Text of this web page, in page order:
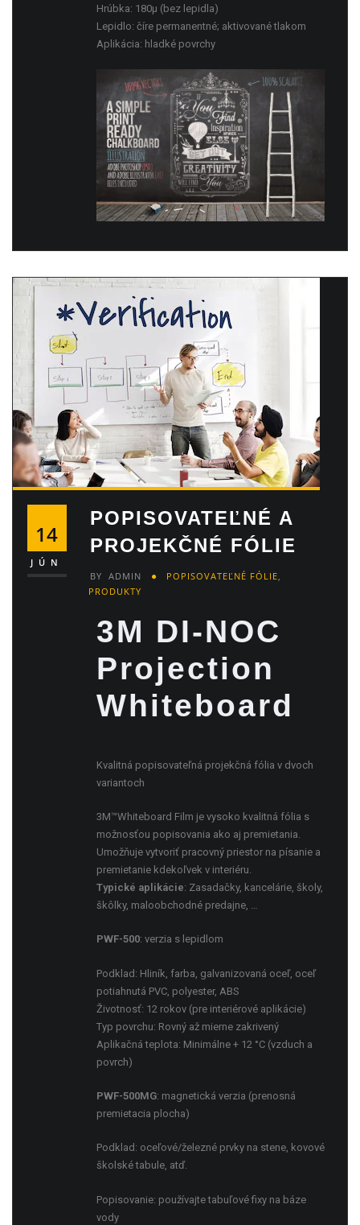
Hrúbka: 180μ (bez lepidla)
Lepidlo: číre permanentné; aktivované tlakom
Aplikácia: hladké povrchy
14
JÚN
POPISOVATEĽNÉ A
PROJEKČNÉ FÓLIE
BY ADMIN POPISOVATEĽNÉ FÓLIE
PRODUKTY
3M DI-NOC
Projection
Whiteboard
Kvalitná popisovateľná projekčná fólia v dvoch
variantoch
3M™Whiteboard Film je vysoko kvalitná fólia s
možnosťou popisovania ako aj premietania.
Umožňuje vytvoriť pracovný priestor na písanie a
premietanie kdekoľvek v interiéru.
Typické aplikácie: Zasadačky, kancelárie, školy,
škôlky, maloobchodné predajne, …
PWF-500: verzia s lepidlom
Podklad: Hliník, farba, galvanizovaná oceľ, oceľ
potiahnutá PVC, polyester, ABS
Životnosť: 12 rokov (pre interiérové aplikácie)
Typ povrchu: Rovný až mierne zakrivený
Aplikačná teplota: Minimálne + 12 °C (vzduch a
povrch)
PWF-500MG: magnetická verzia (prenosná
premietacia plocha)
Podklad: oceľové/železné prvky na stene, kovové
školské tabule, atď.
Popisovanie: používajte tabuľové fixy na báze
vody